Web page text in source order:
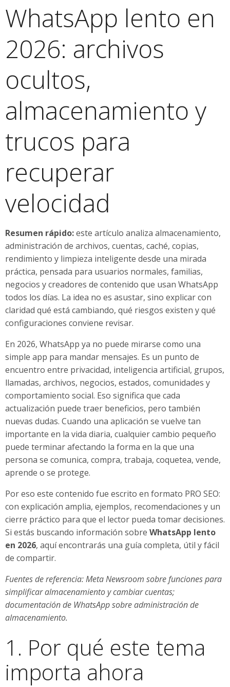
WhatsApp lento en
2026: archivos
ocultos,
almacenamiento y
trucos para
recuperar
velocidad
Resumen rápido:este artículo analiza almacenamiento,
administración de archivos, cuentas, caché, copias,
rendimiento y limpieza inteligente desde una mirada
práctica, pensada para usuarios normales, familias,
negocios y creadores de contenido que usan WhatsApp
todos los días. La idea no es asustar, sino explicar con
claridad qué está cambiando, qué riesgos existen y qué
configuraciones conviene revisar.
En 2026, WhatsApp ya no puede mirarse como una
simple app para mandar mensajes. Es un punto de
encuentro entre privacidad, inteligencia artificial, grupos,
llamadas, archivos, negocios, estados, comunidades y
comportamiento social. Eso significa que cada
actualización puede traer beneficios, pero también
nuevas dudas. Cuando una aplicación se vuelve tan
importante en la vida diaria, cualquier cambio pequeño
puede terminar afectando la forma en la que una
persona se comunica, compra, trabaja, coquetea, vende,
aprende o se protege.
Por eso este contenido fue escrito en formato PRO SEO:
con explicación amplia, ejemplos, recomendaciones y un
cierre práctico para que el lector pueda tomar decisiones.
Si estás buscando información sobre WhatsApp lento
en 2026, aquí encontrarás una guía completa, útil y fácil
de compartir.
Fuentes de referencia: Meta Newsroom sobre funciones para
simplificar almacenamiento y cambiar cuentas;
documentación de WhatsApp sobre administración de
almacenamiento.
1. Por qué este tema
importa ahora